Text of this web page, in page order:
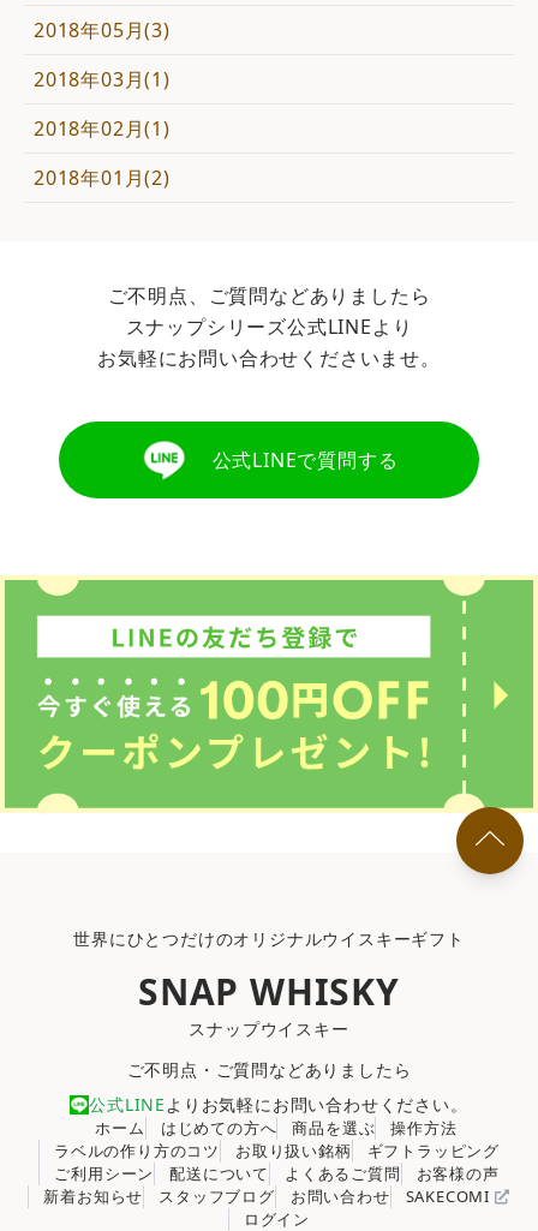
2018年05月(3)
2018年03月(1)
2018年02月(1)
2018年01月(2)
ご不明点、ご質問などありましたら
スナップシリーズ公式LINEより
お気軽にお問い合わせくださいませ。
公式LINEで質問する
世界にひとつだけのオリジナルウイスキーギフト
SNAP WHISKY
スナップウイスキー
ご不明点・ご質問などありましたら
公式LINEよりお気軽にお問い合わせください。
ホーム はじめての方へ 商品を選ぶ
操作方法
ラベルの作り方のコツ
お取り扱い銘柄
ギフトラッピング
ご利用シーン
配送について よくあるご質問
お客様の声
新着お知らせ
スタッフブログ お問い合わせ
SAKECOMI
ログイン